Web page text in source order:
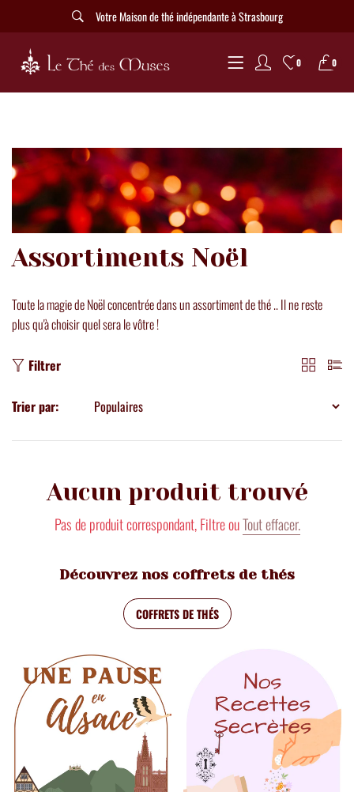
Votre Maison de thé indépendante à Strasbourg
0 0
Assortiments Noël
Toute la magie de Noël concentrée dans un assortiment de thé .. Il ne reste
plus qu'à choisir quel sera le vôtre !
Filtrer
Trier par:
Aucun produit trouvé
Pas de produit correspondant, Filtre ouTout effacer.
Découvrez nos coffrets de thés
COFFRETS DE THÉS